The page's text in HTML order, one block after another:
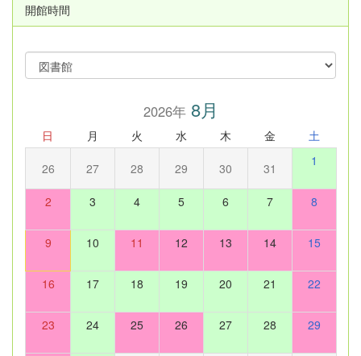
開館時間
2026年8月
日 月 火 水 木 金 土
26 27 28 29 30 31 1
2 3 4 5 6 7 8
9 10 11 12 13 14 15
16 17 18 19 20 21 22
23 24 25 26 27 28 29